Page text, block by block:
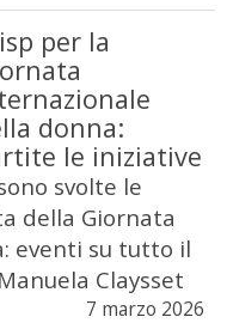
per la
donna:
le iniziative
svolte le
della Giornata
eventi su tutto il
Claysset
7 marzo 2026